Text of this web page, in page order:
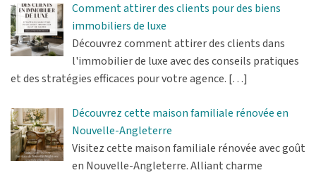
Comment attirer des clients pour des biens
immobiliers de luxe
Découvrez comment attirer des clients dans
l'immobilier de luxe avec des conseils pratiques
et des stratégies efficaces pour votre agence. […]
Découvrez cette maison familiale rénovée en
Nouvelle-Angleterre
Visitez cette maison familiale rénovée avec goût
en Nouvelle-Angleterre. Alliant charme